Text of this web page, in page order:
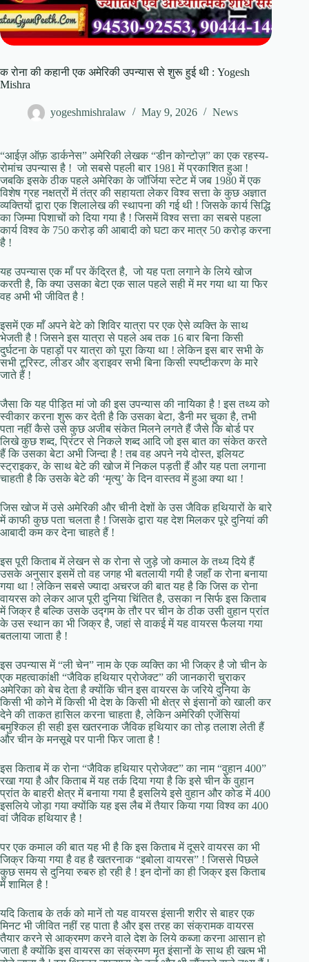
क रोना की कहानी एक अमेरिकी उपन्यास से शुरू हुई थी : Yogesh
Mishra
yogeshmishralaw May 9, 2026 News
“आईज़ ऑफ़ डार्कनेस” अमेरिकी लेखक “डीन कोन्टोज़” का एक रहस्य-
रोमांच उपन्यास है ! जो सबसे पहली बार 1981 में प्रकाशित हुआ !
जबकि इसके ठीक पहले अमेरिका के जॉर्जिया स्टेट में जब 1980 में एक
विशेष ग्रह नक्षत्रों में तंत्र की सहायता लेकर विश्व सत्ता के कुछ अज्ञात
व्यक्तियों द्वारा एक शिलालेख की स्थापना की गई थी ! जिसके कार्य सिद्धि
का जिम्मा पिशाचों को दिया गया है ! जिसमें विश्व सत्ता का सबसे पहला
कार्य विश्व के 750 करोड़ की आबादी को घटा कर मात्र 50 करोड़ करना
है !
यह उपन्यास एक माँ पर केंद्रित है, जो यह पता लगाने के लिये खोज
करती है, कि क्या उसका बेटा एक साल पहले सही में मर गया था या फिर
वह अभी भी जीवित है !
इसमें एक माँ अपने बेटे को शिविर यात्रा पर एक ऐसे व्यक्ति के साथ
भेजती है ! जिसने इस यात्रा से पहले अब तक 16 बार बिना किसी
दुर्घटना के पहाड़ों पर यात्रा को पूरा किया था ! लेकिन इस बार सभी के
सभी टूरिस्ट, लीडर और ड्राइवर सभी बिना किसी स्पष्टीकरण के मारे
जाते हैं !
जैसा कि यह पीड़ित मां जो की इस उपन्यास की नायिका है ! इस तथ्य को
स्वीकार करना शुरू कर देती है कि उसका बेटा, डैनी मर चुका है, तभी
पता नहीं कैसे उसे कुछ अजीब संकेत मिलने लगते हैं जैसे कि बोर्ड पर
लिखे कुछ शब्द, प्रिंटर से निकले शब्द आदि जो इस बात का संकेत करते
हैं कि उसका बेटा अभी जिन्दा है ! तब वह अपने नये दोस्त, इलियट
स्ट्राइकर, के साथ बेटे की खोज में निकल पड़ती हैं और यह पता लगाना
चाहती है कि उसके बेटे की ‘मृत्यु’ के दिन वास्तव में हुआ क्या था !
जिस खोज में उसे अमेरिकी और चीनी देशों के उस जैविक हथियारों के बारे
में काफी कुछ पता चलता है ! जिसके द्वारा यह देश मिलकर पूरे दुनियां की
आबादी कम कर देना चाहते हैं !
इस पूरी किताब में लेखन से क रोना से जुड़े जो कमाल के तथ्य दिये हैं
उसके अनुसार इसमें तो वह जगह भी बतलायी गयी है जहाँ क रोना बनाया
गया था ! लेकिन सबसे ज्यादा अचरज की बात यह है कि जिस क रोना
वायरस को लेकर आज पूरी दुनिया चिंतित है, उसका न सिर्फ इस किताब
में जिक्र है बल्कि उसके उद्गम के तौर पर चीन के ठीक उसी वुहान प्रांत
के उस स्थान का भी जिक्र है, जहां से वाकई में यह वायरस फैलया गया
बतलाया जाता है !
इस उपन्यास में “ली चेन” नाम के एक व्यक्ति का भी जिक्र है जो चीन के
एक महत्वाकांक्षी “जैविक हथियार प्रोजेक्ट” की जानकारी चुराकर
अमेरिका को बेच देता है क्योंकि चीन इस वायरस के जरिये दुनिया के
किसी भी कोने में किसी भी देश के किसी भी क्षेत्र से इंसानों को खाली कर
देने की ताकत हासिल करना चाहता है, लेकिन अमेरिकी एजेंसियां
बमुश्किल ही सही इस खतरनाक जैविक हथियार का तोड़ तलाश लेती हैं
और चीन के मनसूबे पर पानी फिर जाता है !
इस किताब में क रोना “जैविक हथियार प्रोजेक्ट” का नाम “वुहान 400”
रखा गया है और किताब में यह तर्क दिया गया है कि इसे चीन के वुहान
प्रांत के बाहरी क्षेत्र में बनाया गया है इसलिये इसे वुहान और कोड में 400
इसलिये जोड़ा गया क्योंकि यह इस लैब में तैयार किया गया विश्व का 400
वां जैविक हथियार है !
पर एक कमाल की बात यह भी है कि इस किताब में दूसरे वायरस का भी
जिक्र किया गया है वह है खतरनाक “इबोला वायरस” ! जिससे पिछले
कुछ समय से दुनिया रुबरु हो रही है ! इन दोनों का ही जिक्र इस किताब
में शामिल है !
यदि किताब के तर्क को मानें तो यह वायरस इंसानी शरीर से बाहर एक
मिनट भी जीवित नहीं रह पाता है और इस तरह का संक्रामक वायरस
तैयार करने से आक्रमण करने वाले देश के लिये कब्जा करना आसान हो
जाता है क्योंकि इस वायरस का संक्रमण मृत इंसानों के साथ ही खत्म भी